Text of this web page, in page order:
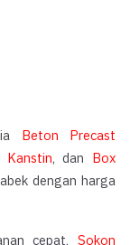
Beton Precast
Kanstin, dan Box
dengan harga
cepat, Sokon